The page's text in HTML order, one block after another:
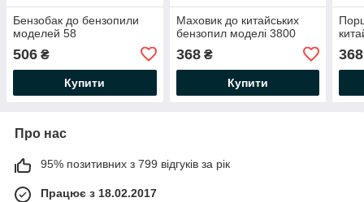
Бензобак до бензопили
моделей 58
506 ₴
Купити
Маховик до китайських
бензопил моделі 3800
368₴
Купити
368
Про нас
95% позитивних з 799 відгуків за рік
Працює з 18.02.2017